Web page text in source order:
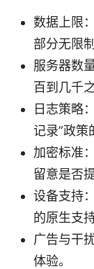
数据上限
部分无限
服务器数
百到几千
日志策略
记录”政策
加密标准
留意是否
设备支持
的原生支
广告与干
体验。